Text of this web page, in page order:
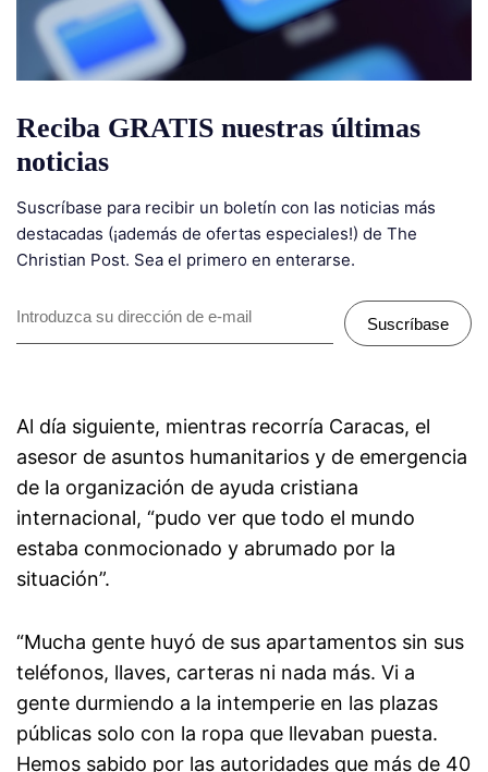
Reciba GRATIS nuestras últimas
noticias
Suscríbase para recibir un boletín con las noticias más
destacadas (¡además de ofertas especiales!) de The
Christian Post. Sea el primero en enterarse.
Suscríbase
Al día siguiente, mientras recorría Caracas, el
asesor de asuntos humanitarios y de emergencia
de la organización de ayuda cristiana
internacional, “pudo ver que todo el mundo
estaba conmocionado y abrumado por la
situación”.
“Mucha gente huyó de sus apartamentos sin sus
teléfonos, llaves, carteras ni nada más. Vi a
gente durmiendo a la intemperie en las plazas
públicas solo con la ropa que llevaban puesta.
Hemos sabido por las autoridades que más de 40